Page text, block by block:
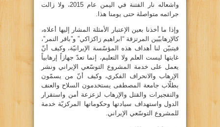
واشعاله نار الفتنة في اليمن عام 2015، ولا زالت
جرائمه متواصلة حتى يومنا هذا.
وإذا ما أخذنا بعين الإعتبار الأمثلة المشار إليها أعلاه،
كالإرهابيّين المرتزقة “ابراهيم زاكزاكي” و”باقر النمر”،
فيتبيّن لنا أهداف هذه المؤسّسة الإيرانيّة، وكيف أنّ
غايتها ليست العلم ولا التعليم، إنما تعدّ جهازاً إرهابياً
يعمل على خدمة المشروع التوسّعي الإيراني ونشر
الإرهاب والانحراف الفكري، وكيف أنّ من يسمّون
بطلّاب جامعة المصطفى يستخدمون السلاح والعنف
والتفجيرات والقتل والإرهاب لزعزعة أمن واستقرار
الدول واستهداف سيادتها وحكوماتها المركزيّة خدمة
للمشروع التوسّعي الإيراني.